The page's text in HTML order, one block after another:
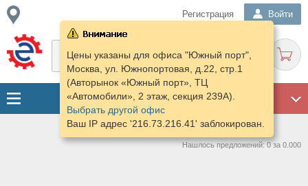
Регистрация Войти
Цены указаны для офиса "Южный порт",
Москва, ул. Южнопортовая, д.22, стр.1
(Авторынок «Южный порт», ТЦ
«Автомобили», 2 этаж, секция 239А).
Выбрать другой офис
Ваш IP адрес '216.73.216.41' заблокирован.
Нашлось предложений: 0 за 0.000